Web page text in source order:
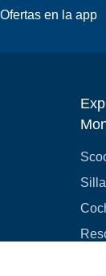
en la app